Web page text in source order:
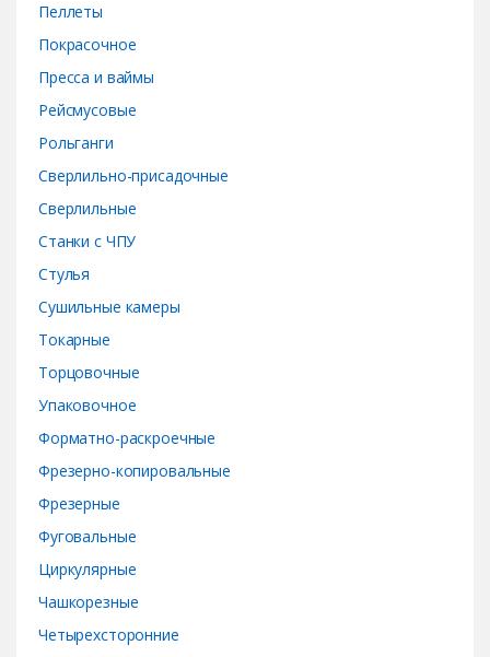
Пеллеты
Покрасочное
Пресса и ваймы
Рейсмусовые
Рольганги
Сверлильно-присадочные
Сверлильные
Станки с ЧПУ
Стулья
Сушильные камеры
Токарные
Торцовочные
Упаковочное
Форматно-раскроечные
Фрезерно-копировальные
Фрезерные
Фуговальные
Циркулярные
Чашкорезные
Четырехсторонние